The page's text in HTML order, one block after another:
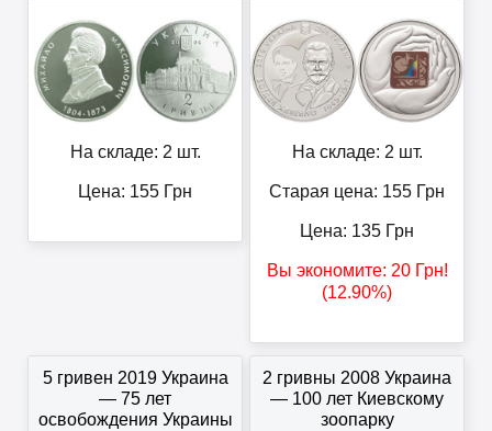
На складе: 2 шт.
Цена: 155 Грн
На складе: 2 шт.
Старая цена: 155 Грн
Цена: 135 Грн
Вы экономите: 20Грн!
(12.90%)
5 гривен 2019 Украина
— 75 лет
освобождения Украины
2 гривны 2008 Украина
— 100 лет Киевскому
зоопарку